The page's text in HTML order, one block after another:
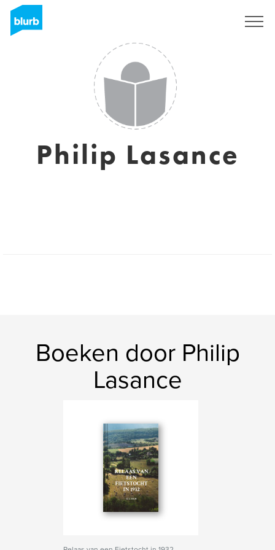
Philip Lasance
Boeken door Philip
Lasance